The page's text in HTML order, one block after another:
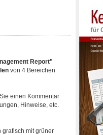
Report"
von 4 Bereichen
einen Kommentar
Hinweise, etc.
grafisch mit grüner